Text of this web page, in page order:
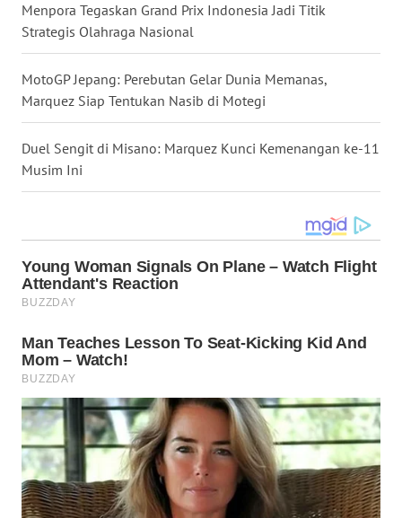
Menpora Tegaskan Grand Prix Indonesia Jadi Titik
Strategis Olahraga Nasional
MotoGP Jepang: Perebutan Gelar Dunia Memanas,
Marquez Siap Tentukan Nasib di Motegi
Duel Sengit di Misano: Marquez Kunci Kemenangan ke-11
Musim Ini
KALTENG
WN
KALTARA
WN
KALSEL
KALTIM
WN
SULSEL
WN
GORONTALO
WN
SULUT
WN
MALUKU